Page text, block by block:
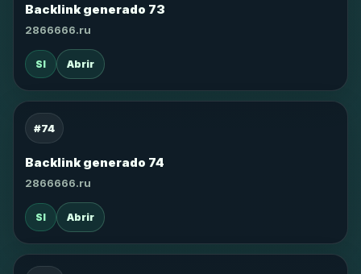
Backlink generado 73
2866666.ru
SI Abrir
#74
Backlink generado 74
2866666.ru
SI Abrir